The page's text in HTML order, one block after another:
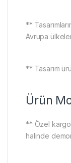
**
Avrupa
** Tasarım
Ürün
** Özel
halinde